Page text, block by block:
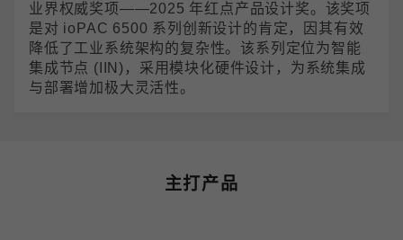
业界权威奖项——2025 年红点产品设计奖。该奖项
是对 ioPAC 6500 系列创新设计的肯定，因其有效
降低了工业系统架构的复杂性。该系列定位为智能
集成节点 (IIN)，采用模块化硬件设计，为系统集成
与部署增加极大灵活性。
主打产品